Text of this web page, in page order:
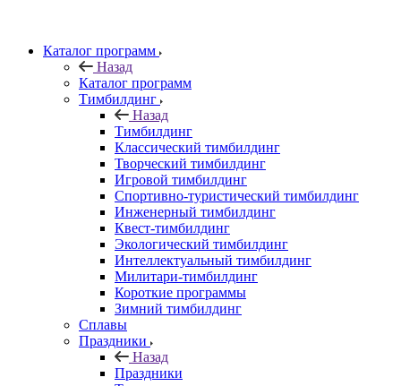
Каталог программ
Назад
Каталог программ
Тимбилдинг
Назад
Тимбилдинг
Классический тимбилдинг
Творческий тимбилдинг
Игровой тимбилдинг
Спортивно-туристический тимбилдинг
Инженерный тимбилдинг
Квест-тимбилдинг
Экологический тимбилдинг
Интеллектуальный тимбилдинг
Милитари-тимбилдинг
Короткие программы
Зимний тимбилдинг
Сплавы
Праздники
Назад
Праздники